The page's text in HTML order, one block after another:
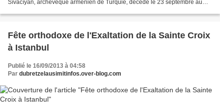
Sıvacıyan, archevêque arménien de Turquie, décédé le 23 septembre au
Fête orthodoxe de l'Exaltation de la Sainte Croix
à Istanbul
Publié le 16/09/2013 à 04:58
Par dubretzelausimitinfos.over-blog.com